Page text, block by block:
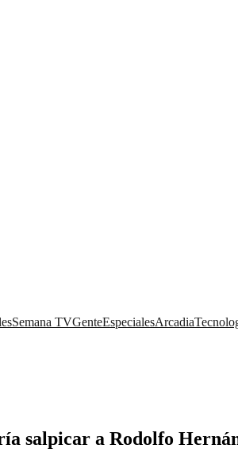
Semana TVGenteEspecialesArcadia
salpicar a Rodolfo